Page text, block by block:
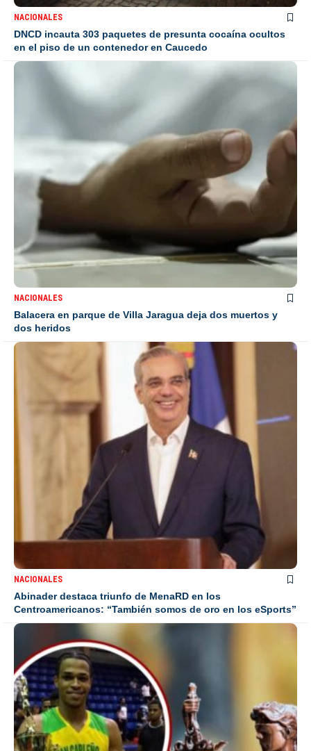
NACIONALES
DNCD incauta 303 paquetes de presunta cocaína ocultos
en el piso de un contenedor en Caucedo
NACIONALES
Balacera en parque de Villa Jaragua deja dos muertos y
dos heridos
NACIONALES
Abinader destaca triunfo de MenaRD en los
Centroamericanos: “También somos de oro en los eSports”